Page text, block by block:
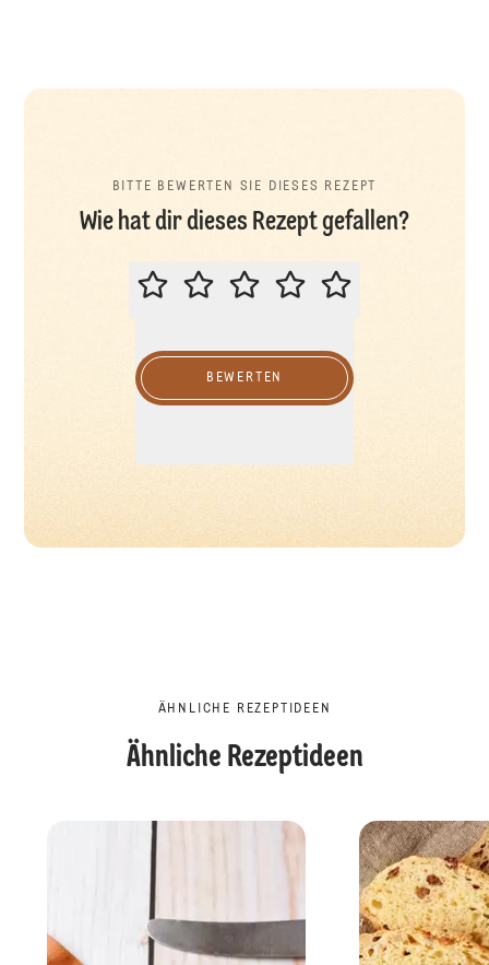
BITTE BEWERTEN SIE DIESES REZEPT
Wie hat dir dieses Rezept gefallen?
BITTE BEWERTEN SIE DIESES
BEWERTEN
ÄHNLICHE REZEPTIDEEN
Ähnliche Rezeptideen